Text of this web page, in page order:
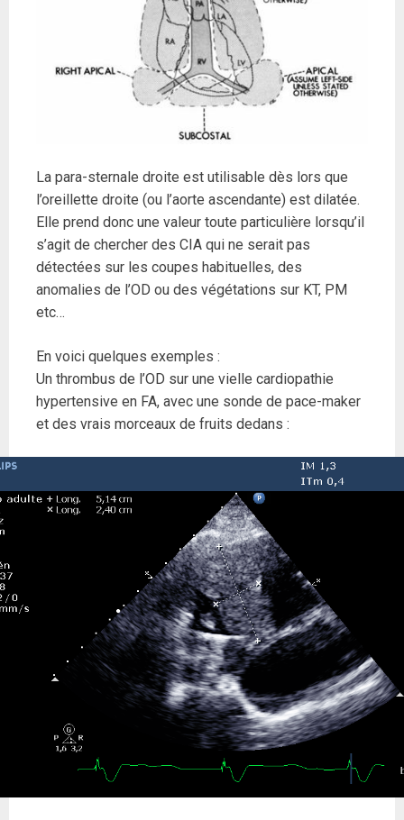
La para-sternale droite est utilisable dès lors que
l’oreillette droite (ou l’aorte ascendante) est dilatée.
Elle prend donc une valeur toute particulière lorsqu’il
s’agit de chercher des CIA qui ne serait pas
détectées sur les coupes habituelles, des
anomalies de l’OD ou des végétations sur KT, PM
etc…
En voici quelques exemples :
Un thrombus de l’OD sur une vielle cardiopathie
hypertensive en FA, avec une sonde de pace-maker
et des vrais morceaux de fruits dedans :